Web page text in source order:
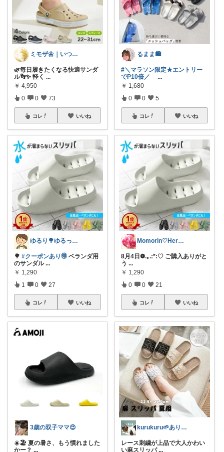
ミモザ🌼｜いつもありがとうございます✨
🌿毎日履きたくなる快適サンダ
ル👣✨ 軽く ...
￥ 4,950
0 0 73
コレ いいね
ゆるり🌳ゆるっと暮らし整える🧺🫕
🌳 #クーポンあり🉐 ベランダ用
のサンダル ...
￥ 1,290
1 0 27
コレ いいね
3歳の双子ママ😍
☀️🏖️ 夏の暑さ、もう慣れました
かー？ ...
るまま🛍️
#＼マラソン限定★エントリー
でP10倍／
...
￥ 1,680
0 0 5
コレ いいね
Momorin♡Herb Blender
8月4日❁.｡.:*:♡ ご購入ありがと
う ...
￥ 1,290
0 0 21
コレ いいね
kurukuru🌱ありがとうございます
レース刺繍が上品で大人かわい
い麻スリッパ...